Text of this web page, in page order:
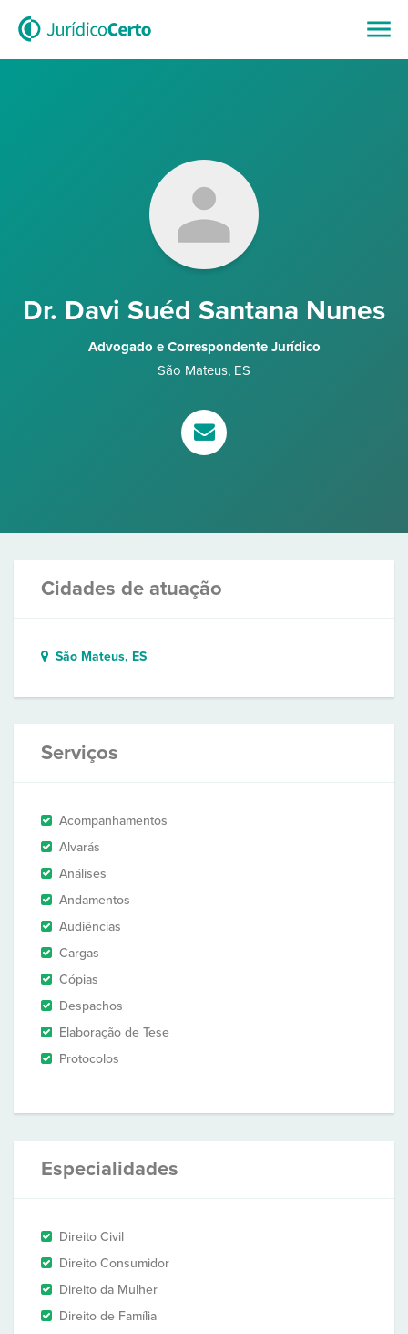
Dr. Davi Suéd Santana Nunes
Advogado e Correspondente Jurídico
São Mateus, ES
Cidades de atuação
São Mateus, ES
Serviços
Acompanhamentos
Alvarás
Análises
Andamentos
Audiências
Cargas
Cópias
Despachos
Elaboração de Tese
Protocolos
Especialidades
Direito Civil
Direito Consumidor
Direito da Mulher
Direito de Família